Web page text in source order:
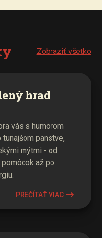
Zobraziť všetko
hrad
vás s humorom
panstve,
mýtmi - od
až po
PREČÍTAŤ VIAC